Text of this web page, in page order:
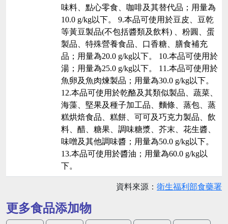
味料、點心零食、咖啡及其替代品；用量為
10.0 g/kg以下。 9.本品可使用於豆皮、豆乾
等黃豆製品(不包括醬類及飲料) 、粉圓、蛋
製品、特殊營養食品、口香糖、膳食補充
品；用量為20.0 g/kg以下。 10.本品可使用於
湯；用量為25.0 g/kg以下。 11.本品可使用於
魚卵及魚肉煉製品；用量為30.0 g/kg以下。
12.本品可使用於乾酪及其類似製品、蔬菜、
海藻、堅果及種子加工品、麵條、蒸包、蒸
糕烘焙食品、糕餅、可可及巧克力製品、飲
料、醋、糖果、調味糖漿、芥末、花生醬、
味噌及其他調味醬；用量為50.0 g/kg以下。
13.本品可使用於醬油；用量為60.0 g/kg以
下。
資料來源： 衛生福利部食藥署
更多食品添加物